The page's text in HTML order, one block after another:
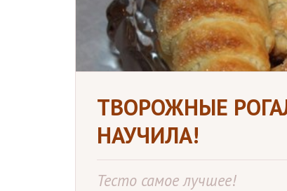
ТВОРОЖНЫЕ
НАУЧИЛА!
Тесто самое лучшее!